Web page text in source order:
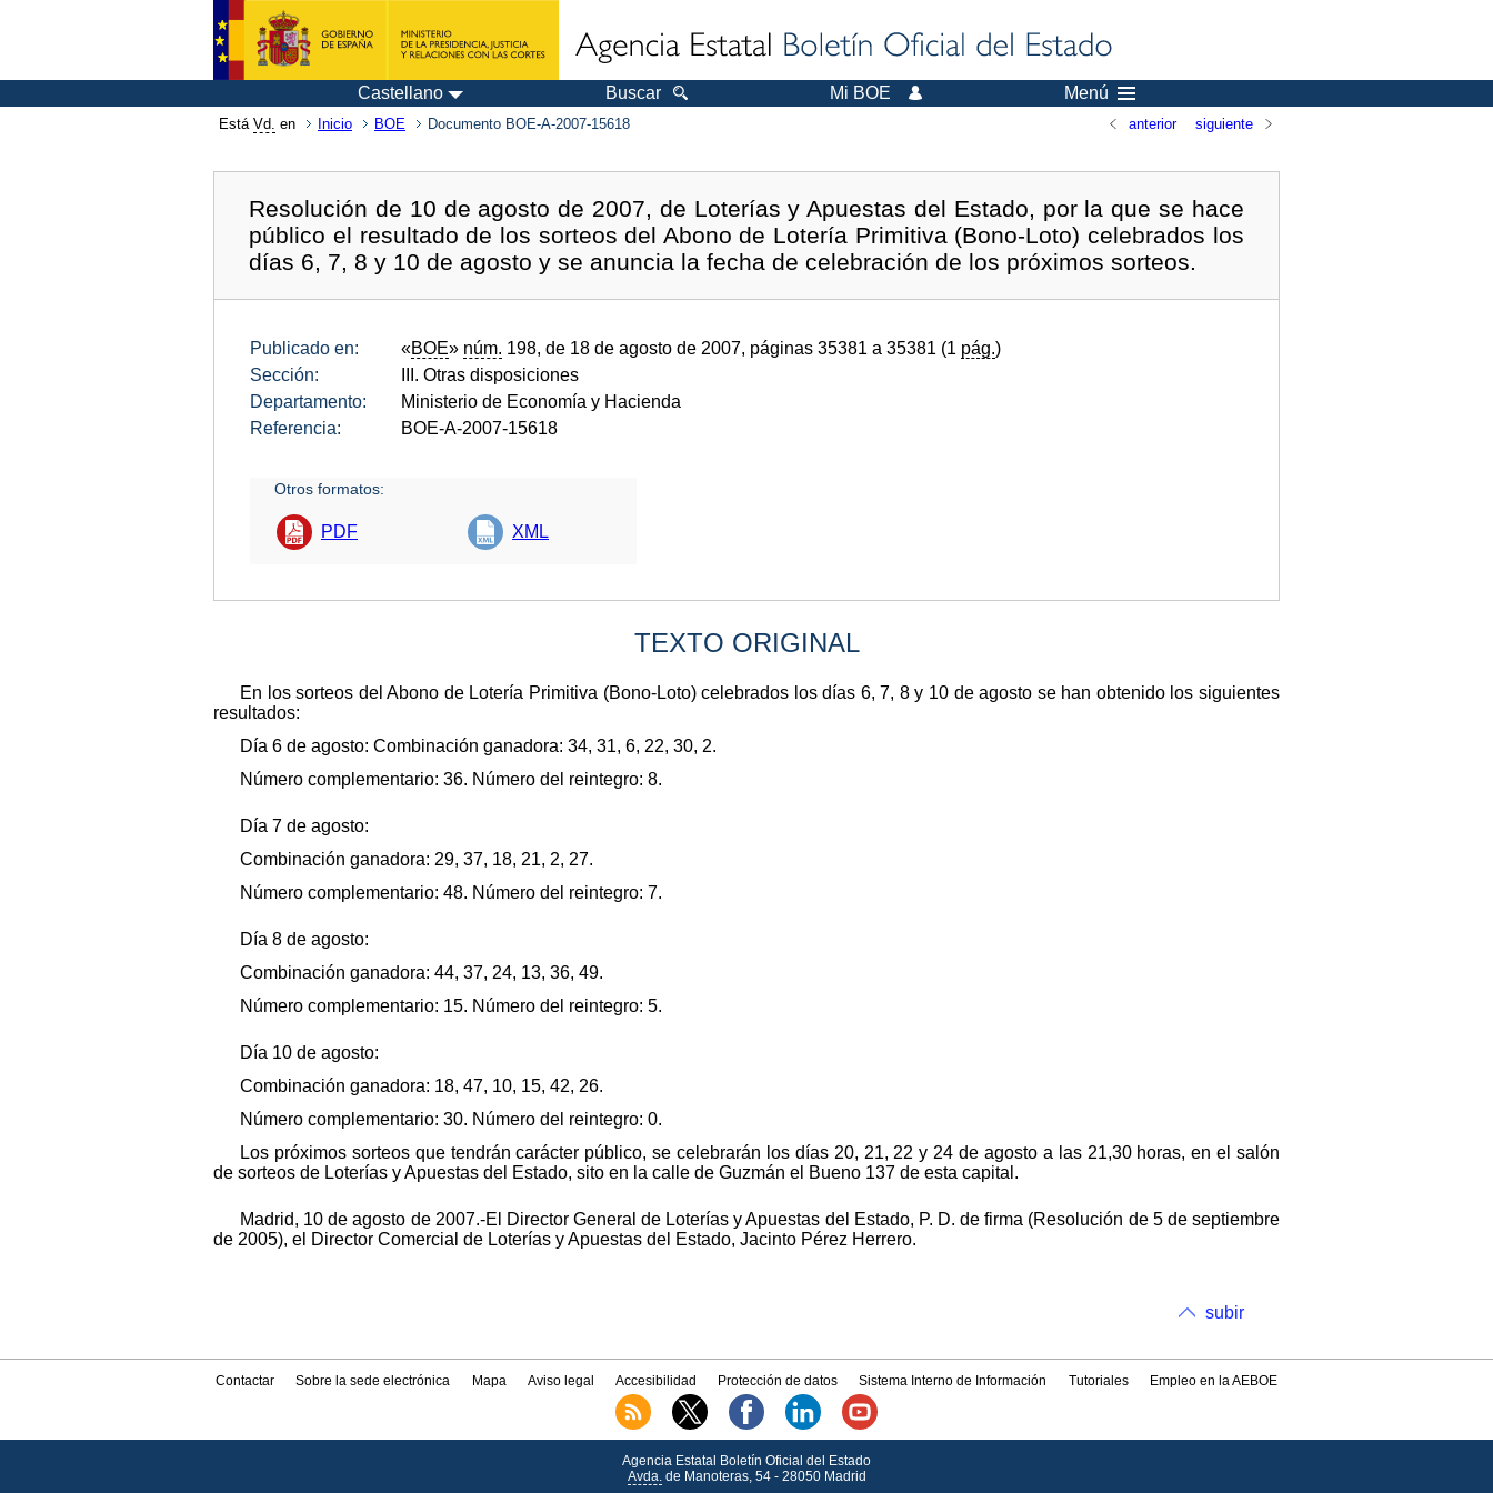
Castellano Buscar Mi BOE Menú
Está Vd. en Inicio BOE Documento BOE-A-2007-15618 anterior siguiente
Resolución de 10 de agosto de 2007, de Loterías y Apuestas del Estado, por la que se hace
público el resultado de los sorteos del Abono de Lotería Primitiva (Bono-Loto) celebrados los
días 6, 7, 8 y 10 de agosto y se anuncia la fecha de celebración de los próximos sorteos.
Publicado en: «BOE» núm. 198, de 18 de agosto de 2007, páginas 35381 a 35381 (1 pág.)
Sección:
III. Otras disposiciones
Departamento:
Ministerio de Economía y Hacienda
Referencia:
BOE-A-2007-15618
Otros formatos:
PDF XML
TEXTO ORIGINAL
En los sorteos del Abono de Lotería Primitiva (Bono-Loto) celebrados los días 6, 7, 8 y 10 de agosto se han obtenido los siguientes
resultados:
Día 6 de agosto: Combinación ganadora: 34, 31, 6, 22, 30, 2.
Número complementario: 36. Número del reintegro: 8.
Día 7 de agosto:
Combinación ganadora: 29, 37, 18, 21, 2, 27.
Número complementario: 48. Número del reintegro: 7.
Día 8 de agosto:
Combinación ganadora: 44, 37, 24, 13, 36, 49.
Número complementario: 15. Número del reintegro: 5.
Día 10 de agosto:
Combinación ganadora: 18, 47, 10, 15, 42, 26.
Número complementario: 30. Número del reintegro: 0.
Los próximos sorteos que tendrán carácter público, se celebrarán los días 20, 21, 22 y 24 de agosto a las 21,30 horas, en el salón
de sorteos de Loterías y Apuestas del Estado, sito en la calle de Guzmán el Bueno 137 de esta capital.
Madrid, 10 de agosto de 2007.-El Director General de Loterías y Apuestas del Estado, P. D. de firma (Resolución de 5 de septiembre
de 2005), el Director Comercial de Loterías y Apuestas del Estado, Jacinto Pérez Herrero.
subir
Contactar Sobre la sede electrónica Mapa Aviso legal Accesibilidad Protección de datos Sistema Interno de Información Tutoriales Empleo en la AEBOE
Agencia Estatal Boletín Oficial del Estado
Avda.de Manoteras, 54 - 28050 Madrid